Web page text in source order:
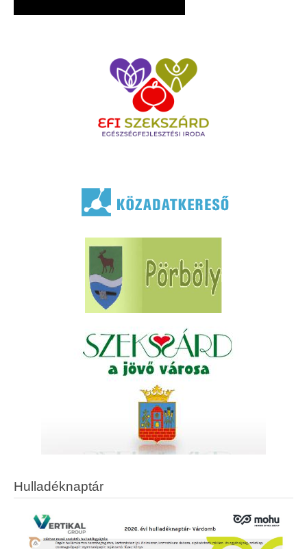
Hulladéknaptár